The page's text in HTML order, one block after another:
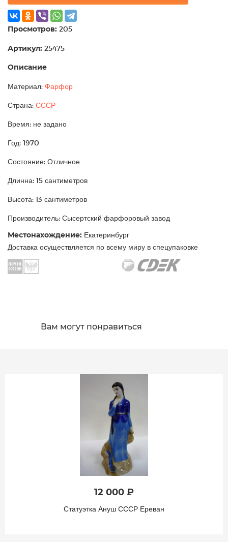
Просмотров: 205
Артикул: 25475
Описание
Материал: Фарфор
Страна: СССР
Время: не задано
Год: 1970
Состояние: Отличное
Длинна: 15 сантиметров
Высота: 13 сантиметров
Производитель: Сысертский фарфоровый завод
Местонахождение: Екатеринбург
Доставка осуществляется по всему миру в спецупаковке
Вам могут понравиться
2 000 ₽
Статуэтка Иван и Жар-птица СССР Гжель